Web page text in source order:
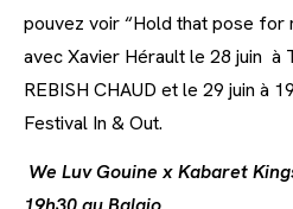
pouvez voir “Hold that pose for
avec Xavier Hérault le 28 juin à
REBISH CHAUD et le 29 juin à
Festival In & Out.
We Luv Gouine x Kabaret